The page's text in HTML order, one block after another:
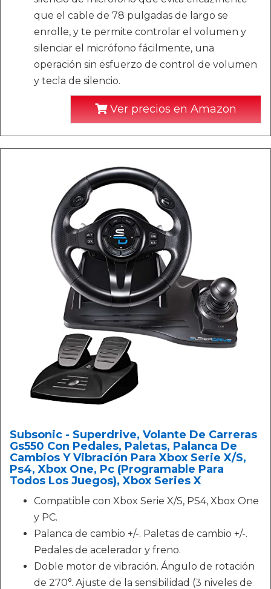
que el cable de 78 pulgadas de largo se
enrolle, y te permite controlar el volumen y
silenciar el micrófono fácilmente, una
operación sin esfuerzo de control de volumen
y tecla de silencio.
Ver precios en Amazon
Subsonic - Superdrive, Volante De Carreras
Gs550 Con Pedales, Paletas, Palanca De
Cambios Y Vibración Para Xbox Serie X/S,
Ps4, Xbox One, Pc (Programable Para
Todos Los Juegos), Xbox Series X
Compatible con Xbox Serie X/S, PS4, Xbox One
y PC.
Palanca de cambio +/-. Paletas de cambio +/-.
Pedales de acelerador y freno.
Doble motor de vibración. Ángulo de rotación
de 270°. Ajuste de la sensibilidad (3 niveles de